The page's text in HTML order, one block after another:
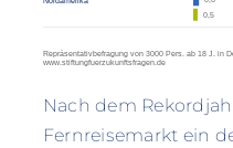
Nach dem
Fernreisemarkt ein